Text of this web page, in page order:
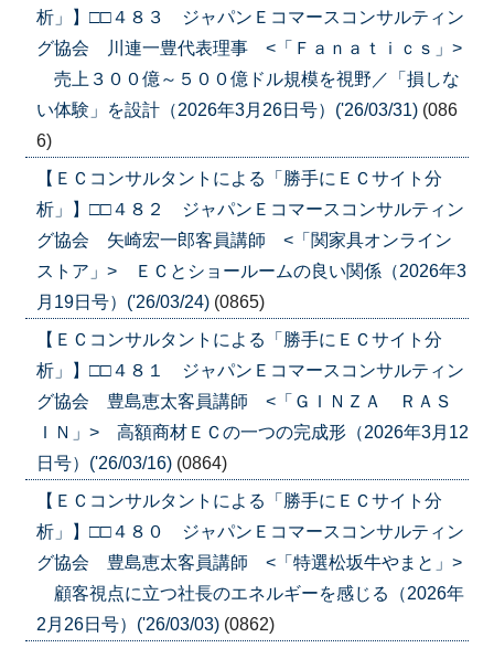
析」】□□４８３ ジャパンＥコマースコンサルティン
グ協会 川連一豊代表理事 <「Ｆａｎａｔｉｃｓ」>
売上３００億～５００億ドル規模を視野／「損しな
い体験」を設計（2026年3月26日号）('26/03/31) (086
6)
【ＥＣコンサルタントによる「勝手にＥＣサイト分
析」】□□４８２ ジャパンＥコマースコンサルティン
グ協会 矢崎宏一郎客員講師 <「関家具オンライン
ストア」> ＥＣとショールームの良い関係（2026年3
月19日号）('26/03/24) (0865)
【ＥＣコンサルタントによる「勝手にＥＣサイト分
析」】□□４８１ ジャパンＥコマースコンサルティン
グ協会 豊島恵太客員講師 <「ＧＩＮＺＡ ＲＡＳ
ＩＮ」> 高額商材ＥＣの一つの完成形（2026年3月12
日号）('26/03/16) (0864)
【ＥＣコンサルタントによる「勝手にＥＣサイト分
析」】□□４８０ ジャパンＥコマースコンサルティン
グ協会 豊島恵太客員講師 <「特選松坂牛やまと」>
顧客視点に立つ社長のエネルギーを感じる（2026年
2月26日号）('26/03/03) (0862)